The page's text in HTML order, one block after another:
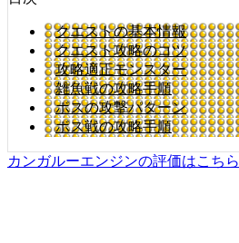
クエストの基本情報
クエスト攻略のコツ
攻略適正モンスター
雑魚戦の攻略手順
ボスの攻撃パターン
ボス戦の攻略手順
カンガルーエンジンの評価はこちら